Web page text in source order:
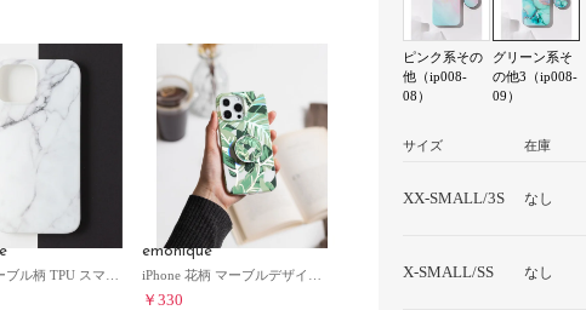
emonique
￥330
ピンク系その
他（ip008-
08）
グリーン系そ
の他3（ip008-
09）
サイズ 在庫
XX-SMALL/3S なし
X-SMALL/SS なし